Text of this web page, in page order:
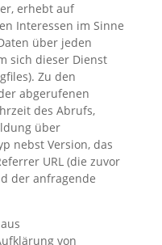
erhebt auf
Interessen im Sinne
über jeden
sich dieser Dienst
Zu den
abgerufenen
des Abrufs,
über
nebst Version, das
URL (die zuvor
der anfragende
von